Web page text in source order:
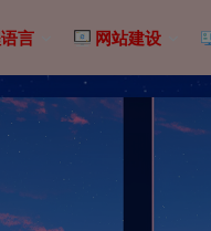
言 网站建设